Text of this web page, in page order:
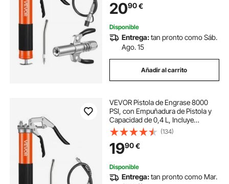
Afilada para Automoción y Náutica
2090€
Disponible
Entrega:tan pronto como Sáb.
Ago. 15
Añadir al carrito
VEVOR Pistola de Engrase 8000
PSI, con Empuñadura de Pistola y
Capacidad de 0,4 L, Incluye
Manguera Flexible de 46 cm, 1 Tubo
de Extensión Rígido y 1 Boquilla
Afilada para Automoción y Náutica
(134)
1990€
Disponible
Entrega:tan pronto como Mar.